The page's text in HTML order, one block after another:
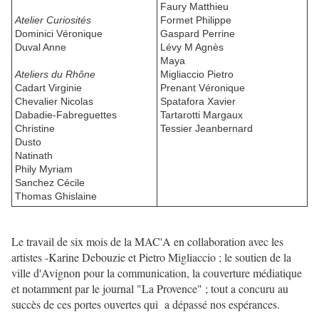
Atelier Curiosités
Dominici Véronique
Duval Anne
Ateliers du Rhône
Cadart Virginie
Chevalier Nicolas
Dabadie-Fabreguettes
Christine
Dusto
Natinath
Phily Myriam
Sanchez Cécile
Thomas Ghislaine
Faury Matthieu
Formet Philippe
Gaspard Perrine
Lévy M Agnès
Maya
Migliaccio Pietro
Prenant Véronique
Spatafora Xavier
Tartarotti Margaux
Tessier Jeanbernard
Le travail de six mois de la MAC'A en collaboration avec les
artistes -Karine Debouzie et Pietro Migliaccio ; le soutien de la
ville d'Avignon pour la communication, la couverture médiatique
et notamment par le journal "La Provence" ; tout a concuru au
succès de ces portes ouvertes qui a dépassé nos espérances.